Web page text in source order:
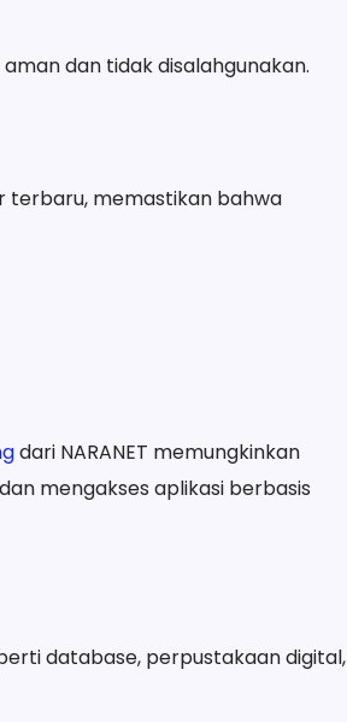
dan tidak disalahgunakan.
terbaru, memastikan bahwa
dari NARANET memungkinkan
mengakses aplikasi berbasis
database, perpustakaan digital,